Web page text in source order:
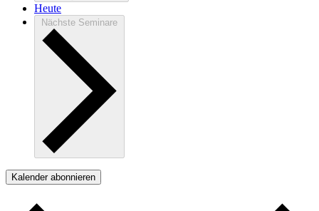
Heute
Nächste Seminare
Kalender abonnieren